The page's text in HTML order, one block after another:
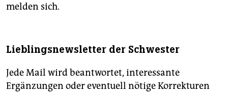
melden sich.
Lieblingsnewsletter der Schwester
Jede Mail wird beantwortet, interessante
Ergänzungen oder eventuell nötige Korrekturen